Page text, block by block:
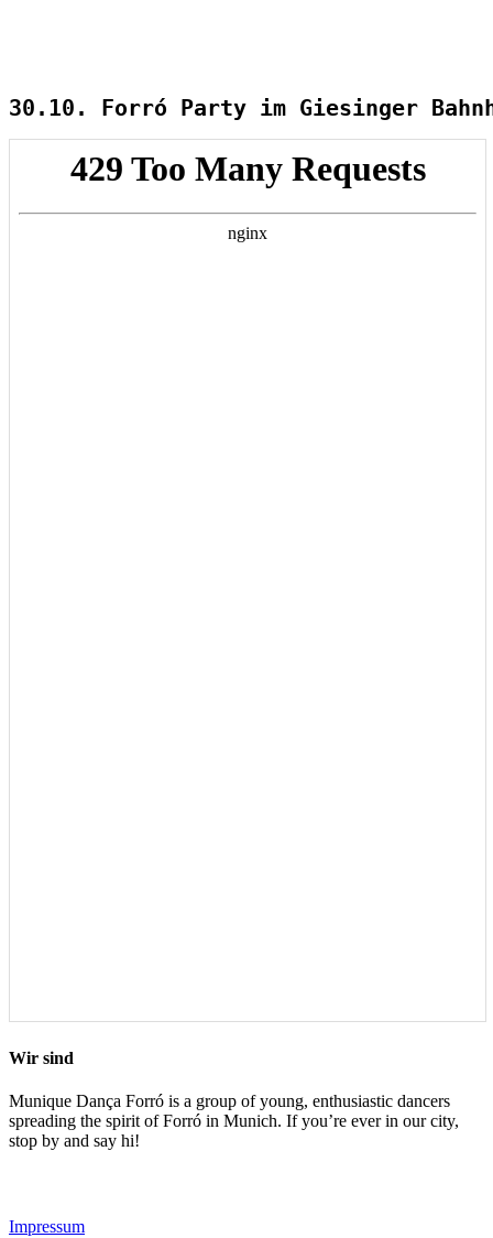
30.10. Forró Party im Giesinger
Wir sind
Munique Dança Forró is a group of young, enthusiastic dancers
spreading the spirit of Forró in Munich. If you’re ever in our city,
stop by and say hi!
Impressum